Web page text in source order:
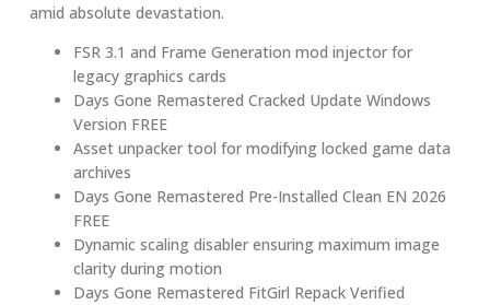
amid absolute devastation.
FSR 3.1 and Frame Generation mod injector for
legacy graphics cards
Days Gone Remastered Cracked Update Windows
Version FREE
Asset unpacker tool for modifying locked game data
archives
Days Gone Remastered Pre-Installed Clean EN 2026
FREE
Dynamic scaling disabler ensuring maximum image
clarity during motion
Days Gone Remastered FitGirl Repack Verified